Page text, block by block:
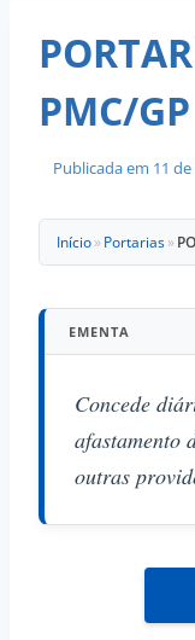
PMC/GP
Publicada em 11
Início» Portarias»
EMENTA
Concede
afastamento
outras